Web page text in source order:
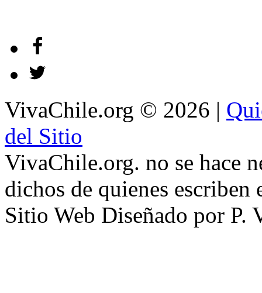
VivaChile.org © 2026 |
del Sitio
VivaChile.org. no se hace
dichos de quienes escriben
Sitio Web Diseñado por